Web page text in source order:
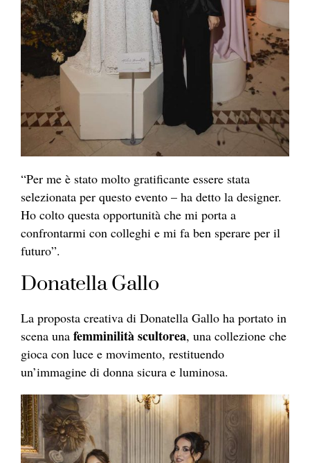
“Per me è stato molto gratificante essere stata
selezionata per questo evento – ha detto la designer.
Ho colto questa opportunità che mi porta a
confrontarmi con colleghi e mi fa ben sperare per il
futuro”.
Donatella Gallo
La proposta creativa di Donatella Gallo ha portato in
scena una femminilità scultorea, una collezione che
gioca con luce e movimento, restituendo
un’immagine di donna sicura e luminosa.